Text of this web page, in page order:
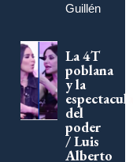
Guillén
La 4T
poblana
y la
del
poder
/ Luis
Alberto